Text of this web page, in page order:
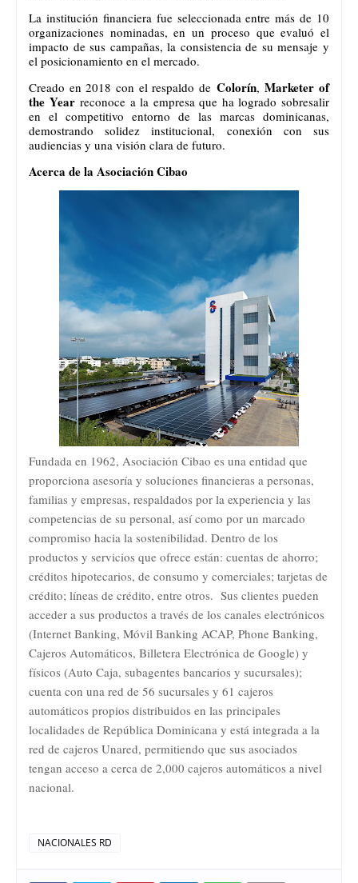
La institución financiera fue seleccionada entre más de 10
organizaciones nominadas, en un proceso que evaluó el
impacto de sus campañas, la consistencia de su mensaje y
el posicionamiento en el mercado.
Creado en 2018 con el respaldo de Colorín,Marketer of
the Yearreconoce a la empresa que ha logrado sobresalir
en el competitivo entorno de las marcas dominicanas,
demostrando solidez institucional, conexión con sus
audiencias y una visión clara de futuro.
Acerca de la Asociación Cibao
Fundada en 1962, Asociación Cibao es una entidad que
proporciona asesoría y soluciones financieras a personas,
familias y empresas, respaldados por la experiencia y las
competencias de su personal, así como por un marcado
compromiso hacia la sostenibilidad. Dentro de los
productos y servicios que ofrece están: cuentas de ahorro;
créditos hipotecarios, de consumo y comerciales; tarjetas de
crédito; líneas de crédito, entre otros. Sus clientes pueden
acceder a sus productos a través de los canales electrónicos
(Internet Banking, Móvil Banking ACAP, Phone Banking,
Cajeros Automáticos, Billetera Electrónica de Google) y
físicos (Auto Caja, subagentes bancarios y sucursales);
cuenta con una red de 56 sucursales y 61 cajeros
automáticos propios distribuidos en las principales
localidades de República Dominicana y está integrada a la
red de cajeros Unared, permitiendo que sus asociados
tengan acceso a cerca de 2,000 cajeros automáticos a nivel
nacional.
NACIONALES RD